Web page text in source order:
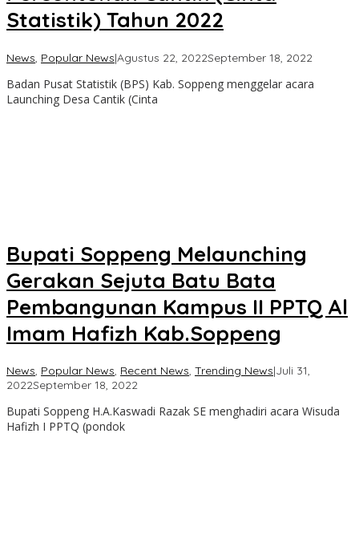
Statistik) Tahun 2022
News, Popular News|Agustus 22, 2022September 18, 2022
Badan Pusat Statistik (BPS) Kab. Soppeng menggelar acara
Launching Desa Cantik (Cinta
Bupati Soppeng Melaunching
Gerakan Sejuta Batu Bata
Pembangunan Kampus II PPTQ Al
Imam Hafizh Kab.Soppeng
News, Popular News, Recent News, Trending News|Juli 31,
2022September 18, 2022
Bupati Soppeng H.A.Kaswadi Razak SE menghadiri acara Wisuda
Hafizh I PPTQ (pondok